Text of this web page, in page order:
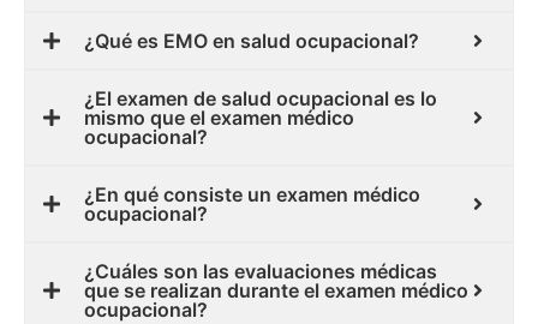
¿Qué es EMO en salud ocupacional?
¿El examen de salud ocupacional es lo
mismo que el examen médico
ocupacional?
¿En qué consiste un examen médico
ocupacional?
¿Cuáles son las evaluaciones médicas
que se realizan durante el examen médico
ocupacional?